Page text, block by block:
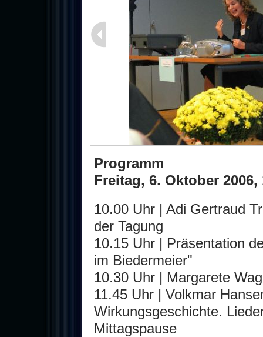
Programm
Freitag, 6. Oktober 2006,
10.00 Uhr | Adi Gertraud
der Tagung
10.15 Uhr | Präsentation
im Biedermeier"
10.30 Uhr | Margarete
11.45 Uhr | Volkmar
Wirkungsgeschichte.
Mittagspause